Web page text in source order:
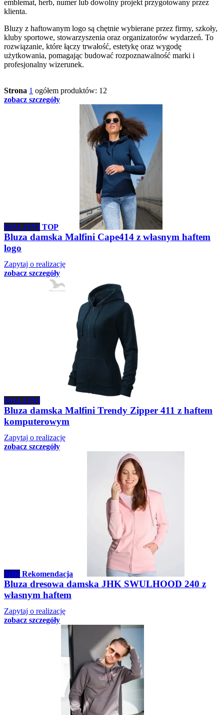
emblemat, herb, numer lub dowolny projekt przygotowany przez
klienta.
Bluzy z haftowanym logo są chętnie wybierane przez firmy, szkoły,
kluby sportowe, stowarzyszenia oraz organizatorów wydarzeń. To
rozwiązanie, które łączy trwałość, estetykę oraz wygodę
użytkowania, pomagając budować rozpoznawalność marki i
profesjonalny wizerunek.
Strona 1 ogółem produktów: 12
zobacz szczegóły
MALFINI TOP
Bluza damska Malfini Cape414 z własnym haftem
logo
Zapytaj o realizację
zobacz szczegóły
MALFINI
Bluza damska Malfini Trendy Zipper 411 z haftem
komputerowym
Zapytaj o realizację
zobacz szczegóły
JHK Rekomendacja
Bluza dresowa damska JHK SWULHOOD 240 z
własnym haftem
Zapytaj o realizację
zobacz szczegóły